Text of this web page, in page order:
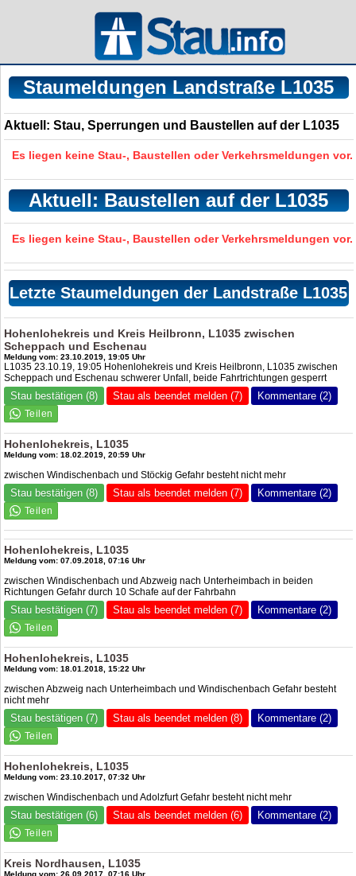
Staumeldungen Landstraße L1035
Aktuell: Stau, Sperrungen und Baustellen auf der L1035
Es liegen keine Stau-, Baustellen oder Verkehrsmeldungen vor.
Aktuell: Baustellen auf der L1035
Es liegen keine Stau-, Baustellen oder Verkehrsmeldungen vor.
Letzte Staumeldungen der Landstraße L1035
Hohenlohekreis und Kreis Heilbronn, L1035 zwischen
Scheppach und Eschenau
Meldung vom: 23.10.2019, 19:05 Uhr
L1035 23.10.19, 19:05 Hohenlohekreis und Kreis Heilbronn, L1035 zwischen
Scheppach und Eschenau schwerer Unfall, beide Fahrtrichtungen gesperrt
Stau bestätigen (8) Stau als beendet melden (7) Kommentare (2)
Hohenlohekreis, L1035
Meldung vom: 18.02.2019, 20:59 Uhr
zwischen Windischenbach und Stöckig Gefahr besteht nicht mehr
Stau bestätigen (8) Stau als beendet melden (7) Kommentare (2)
Hohenlohekreis, L1035
Meldung vom: 07.09.2018, 07:16 Uhr
zwischen Windischenbach und Abzweig nach Unterheimbach in beiden
Richtungen Gefahr durch 10 Schafe auf der Fahrbahn
Stau bestätigen (7) Stau als beendet melden (7) Kommentare (2)
Hohenlohekreis, L1035
Meldung vom: 18.01.2018, 15:22 Uhr
zwischen Abzweig nach Unterheimbach und Windischenbach Gefahr besteht
nicht mehr
Stau bestätigen (7) Stau als beendet melden (8) Kommentare (2)
Hohenlohekreis, L1035
Meldung vom: 23.10.2017, 07:32 Uhr
zwischen Windischenbach und Adolzfurt Gefahr besteht nicht mehr
Stau bestätigen (6) Stau als beendet melden (6) Kommentare (2)
Kreis Nordhausen, L1035
Meldung vom: 26.09.2017, 07:16 Uhr